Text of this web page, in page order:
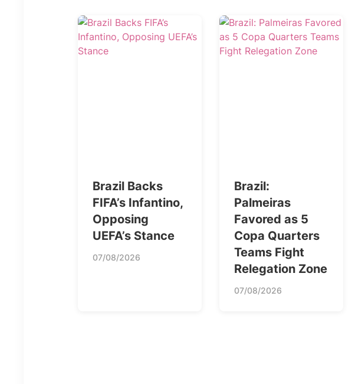
Brazil Backs
FIFA’s Infantino,
Opposing
UEFA’s Stance
07/08/2026
Brazil:
Palmeiras
Favored as 5
Copa Quarters
Teams Fight
Relegation Zone
07/08/2026